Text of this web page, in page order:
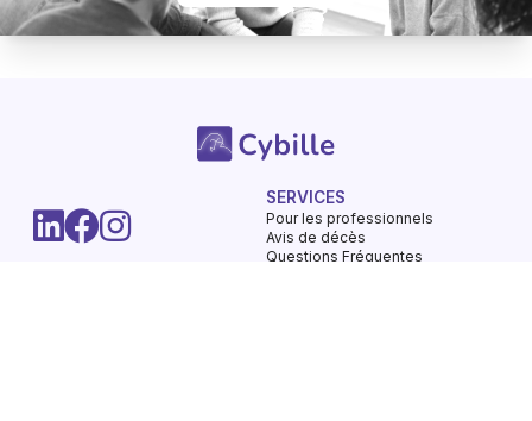
Informations Hommages Mémorial Partager
SERVICES
Pour les professionnels
Avis de décès
Questions Fréquentes